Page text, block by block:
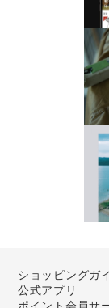
ショッピングガ
公式アプリ